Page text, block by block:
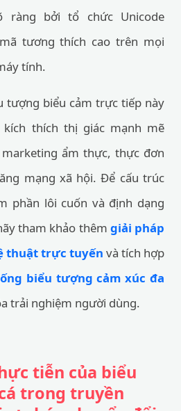
ràng bởi tổ chức Unicode
tương thích cao trên mọi
tính.
tượng biểu cảm trực tiếp này
thích thị giác mạnh mẽ
ẩm thực, thực đơn
mạng xã hội. Để cấu trúc
phần lôi cuốn và định dạng
tham khảo thêm giải pháp
thuật trực tuyến và tích hợp
biểu tượng cảm xúc đa
trải nghiệm người dùng.
tiễn của biểu
trong truyền